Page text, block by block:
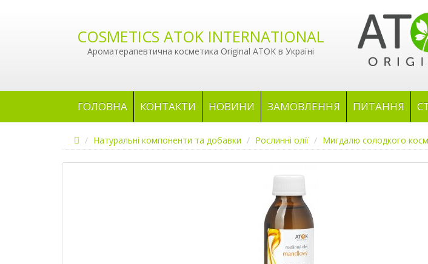
COSMETICS ATOK INTERNATIONAL
Ароматерапевтична косметика Original ATOK в Україні
ГОЛОВНА КОНТАКТИ НОВИНИ ЗАМОВЛЕННЯ ПИТАННЯ
Натуральні компоненти та добавки Рослинні олії Мигдалю солодкого